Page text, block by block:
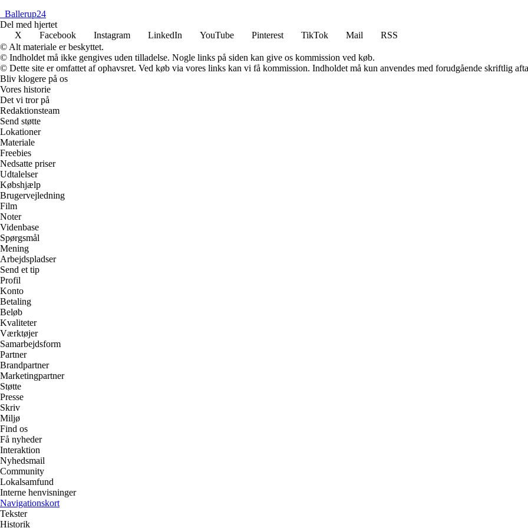
Ballerup24
Del med hjertet
X
Facebook Instagram LinkedIn YouTube Pinterest TikTok Mail
RSS
© Alt materiale er beskyttet.
© Indholdet må ikke gengives uden tilladelse. Nogle links på siden kan give os kommission ved køb.
© Dette site er omfattet af ophavsret. Ved køb via vores links kan vi få kommission. Indholdet må kun anvendes med forudgående skriftlig
Bliv klogere på os
Vores historie
Det vi tror på
Redaktionsteam
Send støtte
Lokationer
Materiale
Freebies
Nedsatte priser
Udtalelser
Købshjælp
Brugervejledning
Film
Noter
Videnbase
Spørgsmål
Mening
Arbejdspladser
Send et tip
Profil
Konto
Betaling
Beløb
Kvaliteter
Værktøjer
Samarbejdsform
Partner
Brandpartner
Marketingpartner
Støtte
Presse
Skriv
Miljø
Find os
Få nyheder
Interaktion
Nyhedsmail
Community
Lokalsamfund
Interne henvisninger
Navigationskort
Tekster
Historik